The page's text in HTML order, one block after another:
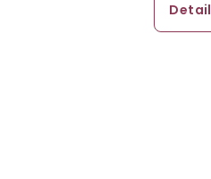
Detail